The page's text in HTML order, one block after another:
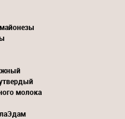
молока
Эдам